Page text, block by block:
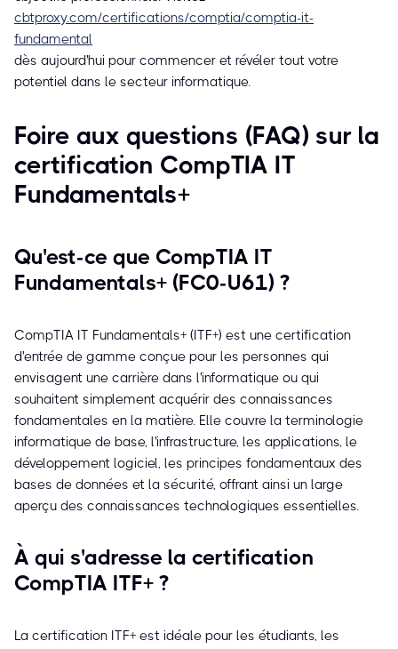
cbtproxy.com/certifications/comptia/comptia-it-
fundamental
dès aujourd'hui pour commencer et révéler tout votre
potentiel dans le secteur informatique.
Foire aux questions (FAQ) sur la
certification CompTIA IT
Fundamentals+
Qu'est-ce que CompTIA IT
Fundamentals+ (FC0-U61) ?
CompTIA IT Fundamentals+ (ITF+) est une certification
d'entrée de gamme conçue pour les personnes qui
envisagent une carrière dans l'informatique ou qui
souhaitent simplement acquérir des connaissances
fondamentales en la matière. Elle couvre la terminologie
informatique de base, l'infrastructure, les applications, le
développement logiciel, les principes fondamentaux des
bases de données et la sécurité, offrant ainsi un large
aperçu des connaissances technologiques essentielles.
À qui s'adresse la certification
CompTIA ITF+ ?
La certification ITF+ est idéale pour les étudiants, les